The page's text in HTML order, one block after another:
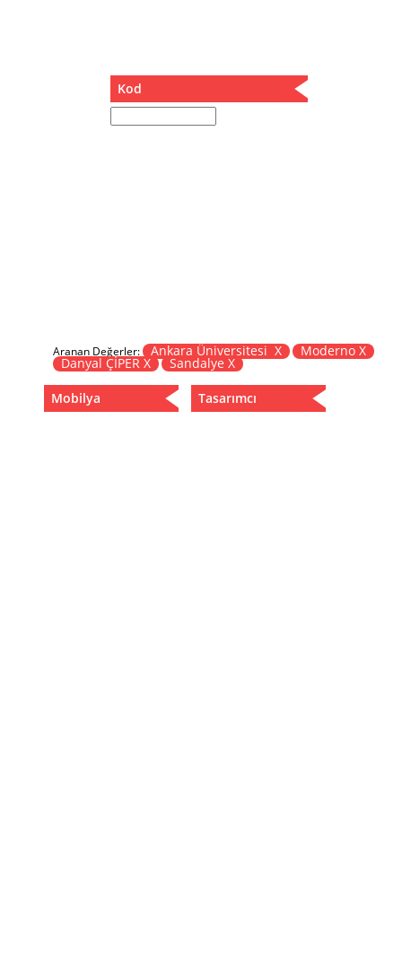
Separatör
Zigon
Kod
Aranan Değerler: Ankara Üniversitesi X Moderno X
Danyal ÇİPER X Sandalye X
Mobilya Tasarımcı